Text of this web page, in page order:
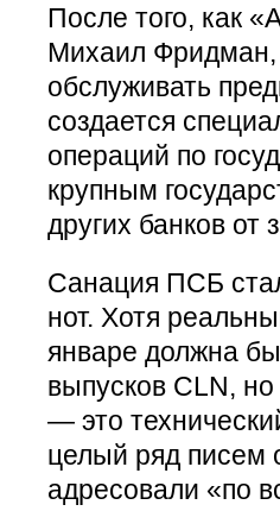
После того, как
Михаил Фридман,
обслуживать
создается
операций по
крупным
других банков от
Санация ПСБ
нот. Хотя
январе должна
выпусков CLN,
— это
целый ряд писем
адресовали «по